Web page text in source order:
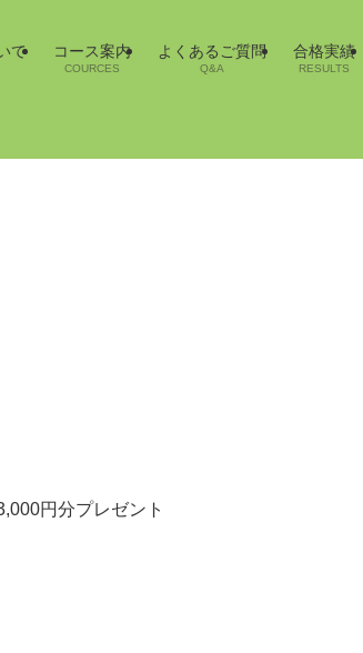
て コース案内
COURCES
よくあるご質問
Q&A
合格実績
RESULTS
円分プレゼント